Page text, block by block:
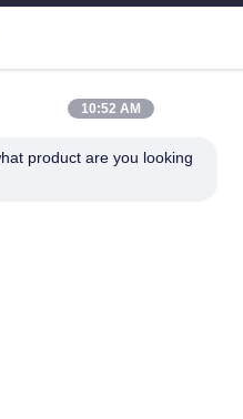
10:52 AM
product are you looking